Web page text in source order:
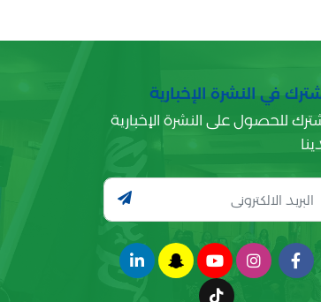
في النشرة الإخبارية
للحصول على النشرة الإخبارية